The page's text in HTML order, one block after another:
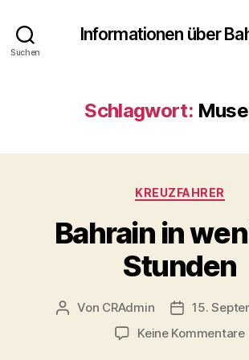
Suchen
Informationen über
Schlagwort:
Kategorien
KREUZFAHRER
Bahrain in
Stunden
Beitragsautor
Von CRAdmin
15.
Keine Kommentarezu